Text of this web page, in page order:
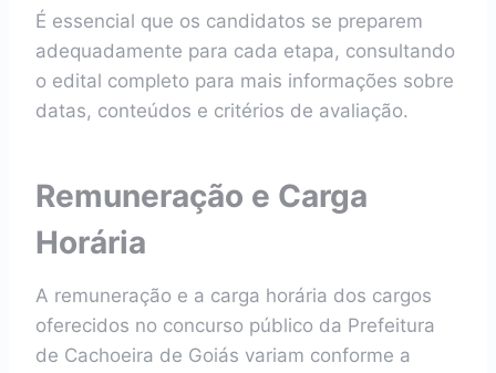
É essencial que os candidatos se preparem
adequadamente para cada etapa, consultando
o edital completo para mais informações sobre
datas, conteúdos e critérios de avaliação.
Remuneração e Carga
Horária
A remuneração e a carga horária dos cargos
oferecidos no concurso público da Prefeitura
de Cachoeira de Goiás variam conforme a